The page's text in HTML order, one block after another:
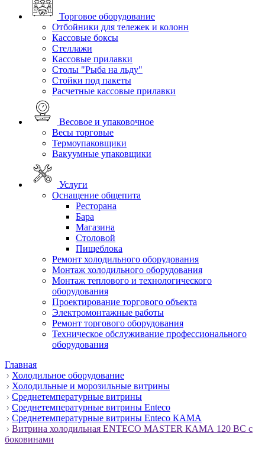
Торговое оборудование
Отбойники для тележек и колонн
Кассовые боксы
Стеллажи
Кассовые прилавки
Столы "Рыба на льду"
Стойки под пакеты
Расчетные кассовые прилавки
Весовое и упаковочное
Весы торговые
Термоупаковщики
Вакуумные упаковщики
Услуги
Оснащение общепита
Ресторана
Бара
Магазина
Столовой
Пищеблока
Ремонт холодильного оборудования
Монтаж холодильного оборудования
Монтаж теплового и технологического
оборудования
Проектирование торгового объекта
Электромонтажные работы
Ремонт торгового оборудования
Техническое обслуживание профессионального
оборудования
Главная
Холодильное оборудование
Холодильные и морозильные витрины
Среднетемпературные витрины
Среднетемпературные витрины Enteco
Среднетемпературные витрины Enteco КАМА
Витрина холодильная ENTECO MASTER КАМА 120 BC с
боковинами